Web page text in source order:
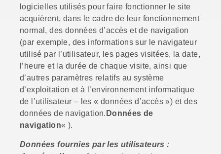
logicielles utilisés pour faire fonctionner le site
acquièrent, dans le cadre de leur fonctionnement
normal, des données d’accès et de navigation
(par exemple, des informations sur le navigateur
utilisé par l’utilisateur, les pages visitées, la date,
l’heure et la durée de chaque visite, ainsi que
d’autres paramètres relatifs au système
d’exploitation et à l’environnement informatique
de l’utilisateur – les « données d’accès ») et des
données de navigation. Données de
navigation« ).
Données fournies par les utilisateurs :